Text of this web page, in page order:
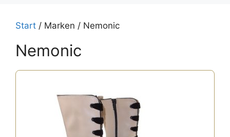
Start / Marken / Nemonic
Nemonic